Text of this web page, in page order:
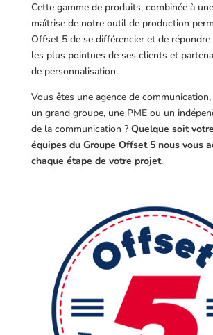
Cette gamme de produits, combinée à
maîtrise de notre outil de production
Offset 5 de se différencier et de répondre
les plus pointues de ses clients et
de personnalisation.
Vous êtes une agence de
un grand groupe, une PME ou un
de la communication ? Quelque soit
équipes du Groupe Offset 5 nous vous
chaque étape de votre projet.